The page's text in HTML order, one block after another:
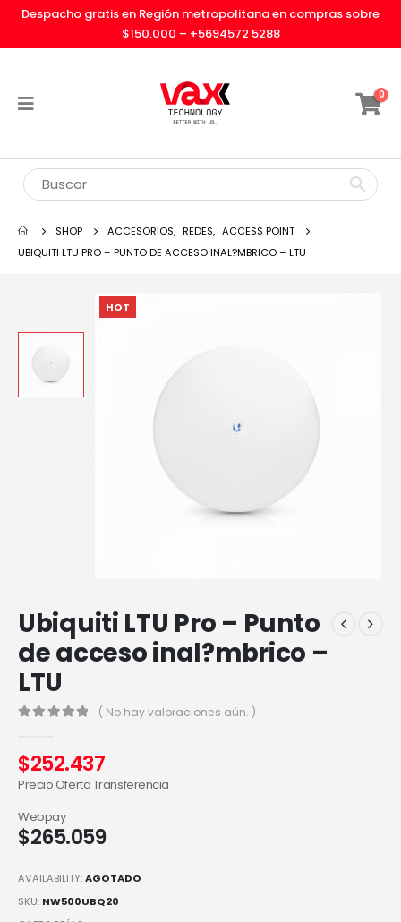
Despacho gratis en Región metropolitana en compras sobre
$150.000 – +5694572 5288
0
SHOP ACCESORIOS, REDES, ACCESS POINT
UBIQUITI LTU PRO – PUNTO DE ACCESO INAL?MBRICO – LTU
HOT
Ubiquiti LTU Pro – Punto
de acceso inal?mbrico –
LTU
( No hay valoraciones aún. )
$252.437
Precio Oferta Transferencia
$265.059
Webpay
AVAILABILITY:AGOTADO
SKU: NW500UBQ20